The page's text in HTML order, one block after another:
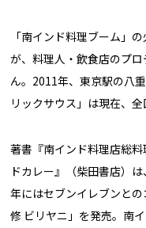
「南インド料理ブーム」
が、料理人・飲食店のプ
ん。2011年、東京駅の八
リックサウス」は現在、
著書『南インド料理店総
ドカレー』（柴田書店）
年にはセブンイレブンと
修 ビリヤニ」を発売。南